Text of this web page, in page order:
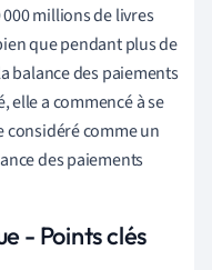
millions de livres
que pendant plus de
balance des paiements
elle a commencé à se
considéré comme un
des paiements
- Points clés